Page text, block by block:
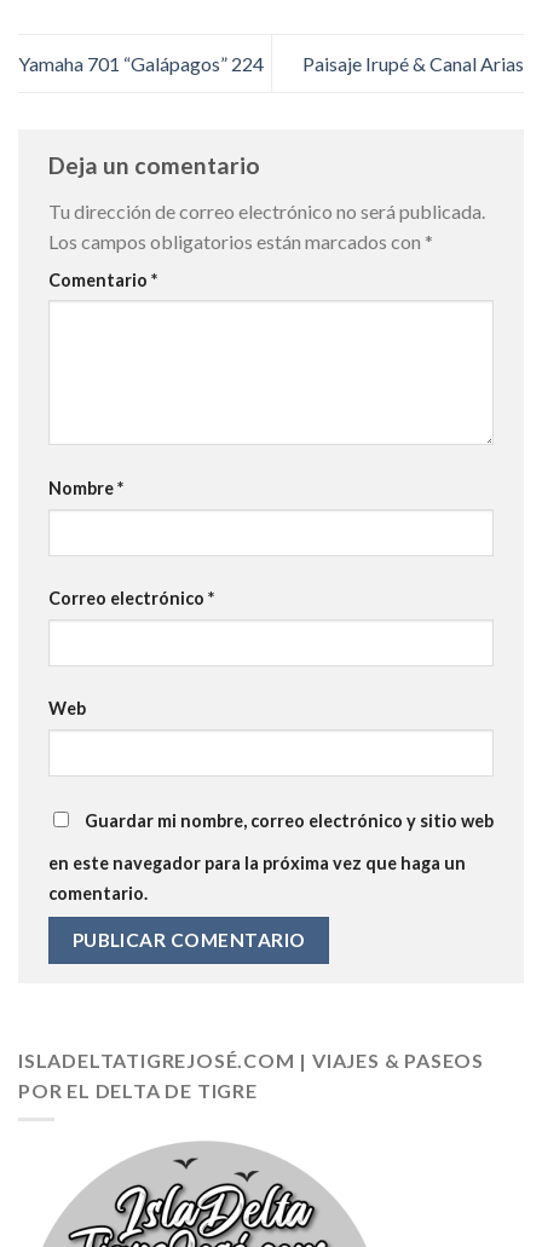
Yamaha 701 “Galápagos” 224 Paisaje Irupé & Canal Arias
Deja un comentario
Tu dirección de correo electrónico no será publicada.
Los campos obligatorios están marcados con *
Comentario *
Nombre*
Correo electrónico *
Web
Guardar mi nombre, correo electrónico y sitio web
en este navegador para la próxima vez que haga un
comentario.
ISLADELTATIGREJOSÉ.COM | VIAJES & PASEOS
POR EL DELTA DE TIGRE